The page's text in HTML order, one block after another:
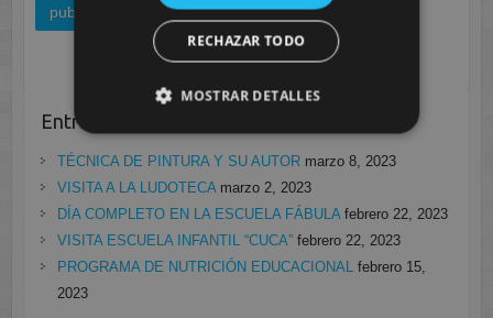
Entradas recientes
TÉCNICA DE PINTURA Y SU AUTOR marzo 8, 2023
VISITA A LA LUDOTECA marzo 2, 2023
DÍA COMPLETO EN LA ESCUELA FÁBULA febrero 22, 2023
VISITA ESCUELA INFANTIL “CUCA” febrero 22, 2023
PROGRAMA DE NUTRICIÓN EDUCACIONAL febrero 15,
2023
RECHAZAR TODO
MOSTRAR DETALLES